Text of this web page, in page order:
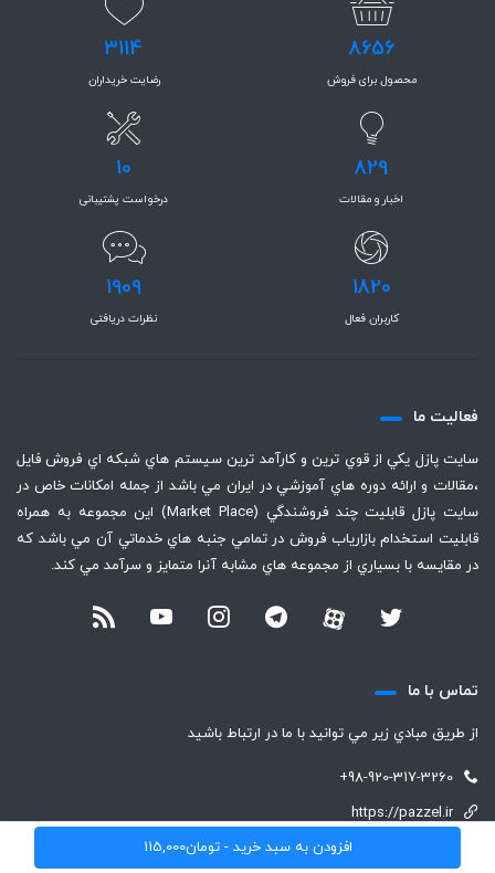
افزودن به سبد خرید -تومان115,000
8656
محصول برای فروش
3114
رضایت خریداران
829
اخبار و مقالات
10
درخواست پشتیبانی
1820
کاربران فعال
1909
نظرات دریافتی
فعاليت ما
سايت پازل يكي از قوي ترين و كارآمد ترين سيستم هاي شبكه اي فروش فايل
،‌مقالات و ارائه دوره هاي آموزشي در ايران مي باشد از جمله امكانات خاص در
سايت پازل قابليت چند فروشندگي (Market Place) اين مجموعه به همراه
قابليت استخدام بازارياب فروش در تمامي جنبه هاي خدماتي آن مي باشد كه
در مقايسه با بسياري از مجموعه هاي مشابه آنرا متمايز و سرآمد مي كند.
تماس با ما
از طريق مبادي زير مي توانيد با ما در ارتباط باشيد
+98-920-317-3260
https://pazzel.ir
support (@) pazzel.ir